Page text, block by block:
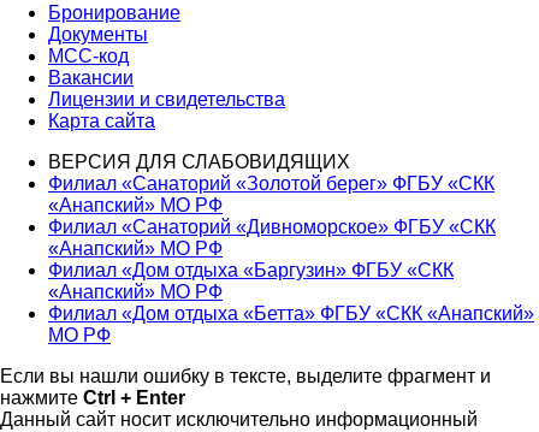
Бронирование
Документы
МСС-код
Вакансии
Лицензии и свидетельства
Карта сайта
ВЕРСИЯ ДЛЯ СЛАБОВИДЯЩИХ
Филиал «Санаторий «Золотой берег» ФГБУ «СКК
«Анапский» МО РФ
Филиал «Санаторий «Дивноморское» ФГБУ «СКК
«Анапский» МО РФ
Филиал «Дом отдыха «Баргузин» ФГБУ «СКК
«Анапский» МО РФ
Филиал «Дом отдыха «Бетта» ФГБУ «СКК «Анапский»
МО РФ
Если вы нашли ошибку в тексте, выделите фрагмент и
нажмите Ctrl + Enter
Данный сайт носит исключительно информационный